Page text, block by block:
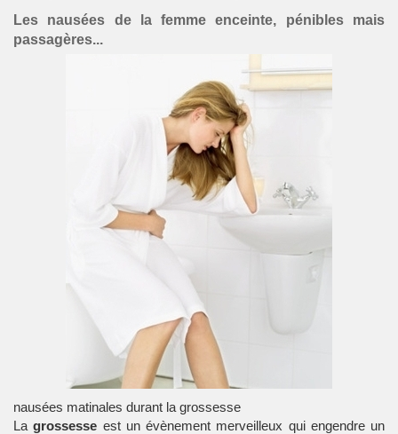
Les nausées de la femme enceinte, pénibles mais
passagères...
nausées matinales durant la grossesse
Lagrossesse est un évènement merveilleux qui engendre un